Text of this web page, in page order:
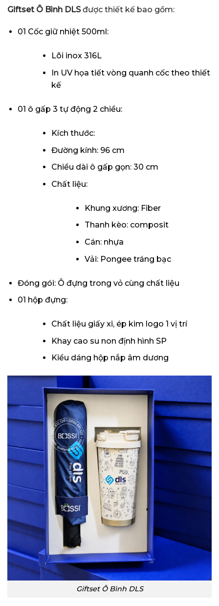
Giftset Ô Bình DLSđược thiết kế bao gồm:
01 Cốc giữ nhiệt 500ml:
Lõi inox 316L
In UV họa tiết vòng quanh cốc theo thiết
kế
01 ô gấp 3 tự động 2 chiều:
Kích thước:
Đường kính: 96 cm
Chiều dài ô gấp gọn: 30 cm
Chất liệu:
Khung xương: Fiber
Thanh kèo: composit
Cán: nhựa
Vải: Pongee tráng bạc
Đóng gói: Ô đựng trong vỏ cùng chất liệu
01 hộp đựng:
Chất liệu giấy xi, ép kim logo 1 vị trí
Khay cao su non định hình SP
Kiểu dáng hộp nắp âm dương
Giftset Ô Bình DLS